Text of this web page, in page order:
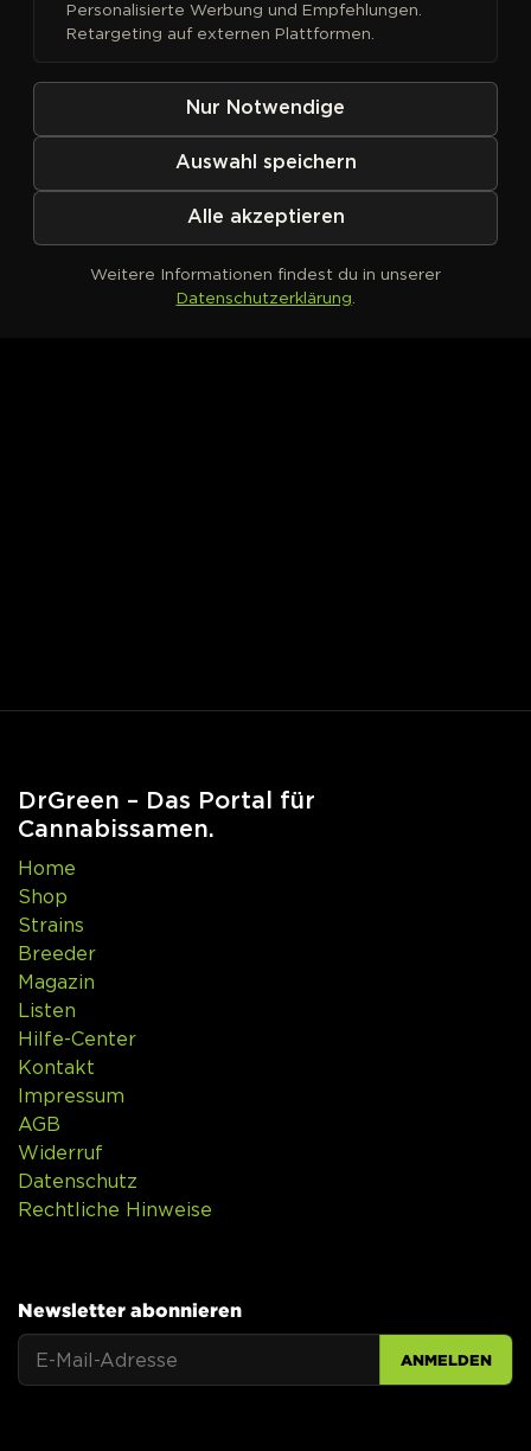
Kein Produkt definiert
DrGreen – Das Portal für
Cannabissamen.
Home
Shop
Strains
Breeder
Magazin
Listen
Hilfe-Center
Kontakt
Impressum
AGB
Widerruf
Datenschutz
Rechtliche Hinweise
Newsletter abonnieren
ANMELDEN
Personalisierte Werbung und Empfehlungen.
Retargeting auf externen Plattformen.
Nur Notwendige
Auswahl speichern
Alle akzeptieren
Weitere Informationen findest du in unserer
Datenschutzerklärung